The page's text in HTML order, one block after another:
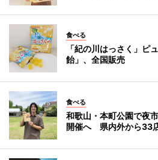
食べる
「紀の川はっさく」ピ
飴」、全国販売
食べる
和歌山・本町公園で夜
開催へ 県内外から33